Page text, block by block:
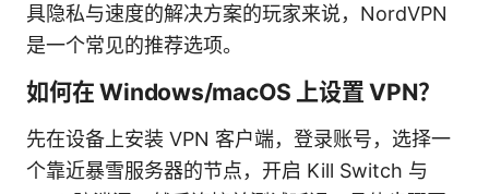
具隐私与速度的解决方案的玩家来说，NordVPN
是一个常见的推荐选项。
如何在 Windows/macOS 上设置 VPN？
先在设备上安装 VPN 客户端，登录账号，选择一
个靠近暴雪服务器的节点，开启 Kill Switch 与